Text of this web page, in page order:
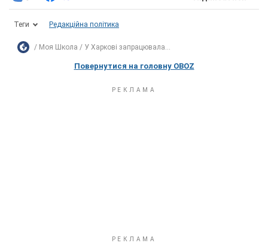
Теги Редакційна політика
Моя Школа У Харкові запрацювала...
Повернутися на головну OBOZ